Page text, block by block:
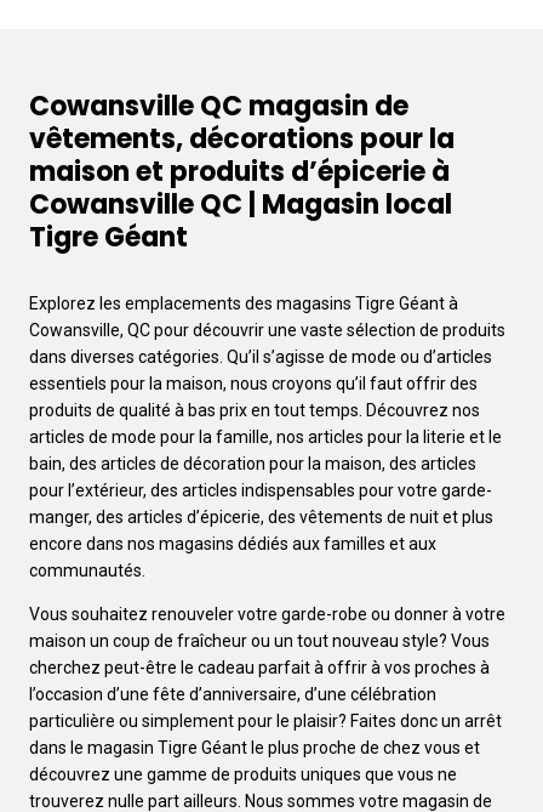
Cowansville QC magasin de
vêtements, décorations pour la
maison et produits d’épicerie à
Cowansville QC | Magasin local
Tigre Géant
Explorez les emplacements des magasins Tigre Géant à
Cowansville, QC pour découvrir une vaste sélection de produits
dans diverses catégories. Qu’il s’agisse de mode ou d’articles
essentiels pour la maison, nous croyons qu’il faut offrir des
produits de qualité à bas prix en tout temps. Découvrez nos
articles de mode pour la famille, nos articles pour la literie et le
bain, des articles de décoration pour la maison, des articles
pour l’extérieur, des articles indispensables pour votre garde-
manger, des articles d’épicerie, des vêtements de nuit et plus
encore dans nos magasins dédiés aux familles et aux
communautés.
Vous souhaitez renouveler votre garde-robe ou donner à votre
maison un coup de fraîcheur ou un tout nouveau style? Vous
cherchez peut-être le cadeau parfait à offrir à vos proches à
l’occasion d’une fête d’anniversaire, d’une célébration
particulière ou simplement pour le plaisir? Faites donc un arrêt
dans le magasin Tigre Géant le plus proche de chez vous et
découvrez une gamme de produits uniques que vous ne
trouverez nulle part ailleurs. Nous sommes votre magasin de